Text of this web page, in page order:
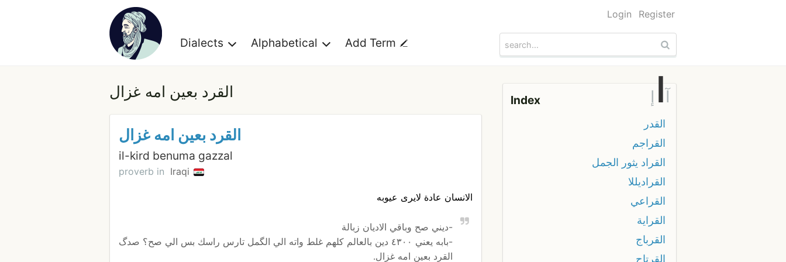
Dialects Alphabetical Add Term
Login Register
القرد بعين امه غزال
القرد بعين امه غزال
il-kird benuma gazzal
proverb in Iraqi
الانسان عادة لايرى عيوبه
-ديني صح وباقي الاديان زبالة
-بابه يعني ٤٣٠٠ دين بالعالم كلهم غلط واته الي الگمل تارس راسك بس الي صح؟ صدگ
القرد بعين امه غزال.
Index إ آ
القدر
القراجم
القراد يثور الجمل
القراديللا
القراعي
القراية
القرباج
القرتاح